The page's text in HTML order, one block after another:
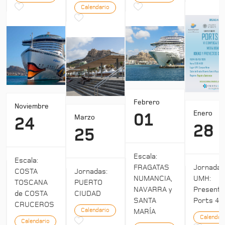
Noviembre
24
Escala:
COSTA
TOSCANA
de COSTA
CRUCEROS
Calendario
Calendario
Marzo
25
Jornadas:
PUERTO
CIUDAD
Calendario
Febrero
01
Escala:
FRAGATAS
NUMANCIA,
NAVARRA y
SANTA
MARÍA
Enero
28
Jornadas
UMH:
Ports 4:0